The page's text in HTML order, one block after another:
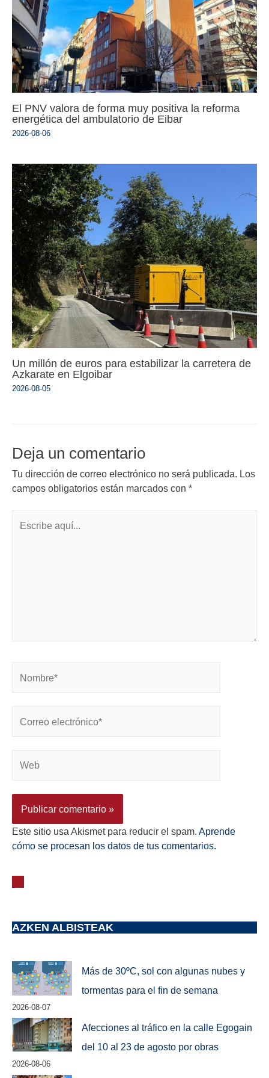
El PNV valora de forma muy positiva la reforma
energética del ambulatorio de Eibar
2026-08-06
Un millón de euros para estabilizar la carretera de
Azkarate en Elgoibar
2026-08-05
Deja un comentario
Tu dirección de correo electrónico no será publicada. Los
campos obligatorios están marcados con *
Este sitio usa Akismet para reducir el spam. Aprende
cómo se procesan los datos de tus comentarios.
AZKEN ALBISTEAK
Más de 30ºC, sol con algunas nubes y
tormentas para el fin de semana
2026-08-07
Afecciones al tráfico en la calle Egogain
del 10 al 23 de agosto por obras
2026-08-06